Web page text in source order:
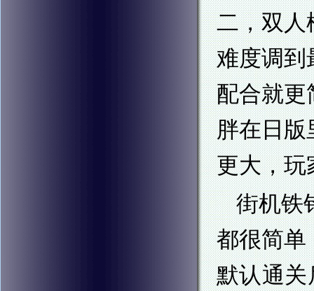
二，双人
难度调到
配合就更
胖在日版
更大，玩
街机铁
都很简单
默认通